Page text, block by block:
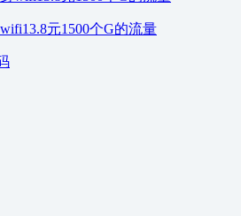
元1500个G的流量